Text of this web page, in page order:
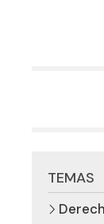
TEMAS
suelo a